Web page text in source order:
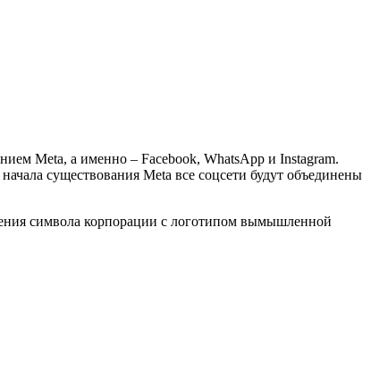
Meta, а именно – Facebook, WhatsApp и Instagram.
существования Meta все соцсети будут объединены
символа корпорации с логотипом вымышленной